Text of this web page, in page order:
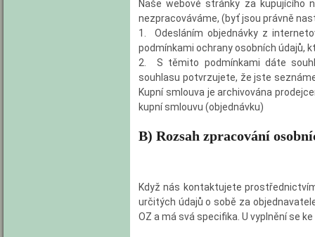
Naše webové stránky za
nezpracováváme, (byť jsou právně
1.
Odesláním objednávky z
podmínkami ochrany osobních údajů,
2.
S těmito podmínkami dáte
souhlasu potvrzujete, že jste
Kupní smlouva je archivována
kupní smlouvu (objednávku)
B) Rozsah zpracování
Když nás kontaktujete
určitých údajů o sobě za
OZ a má svá specifika. U vyplnění se